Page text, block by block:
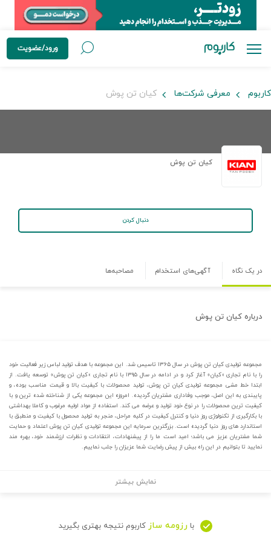
ورود/عضویت
کاربوم معرفی شرکت‌ها کیان تن پوش
کیان تن پوش
دنبال کردن
در یک نگاه آگهی‌های استخدام مصاحبه‌ها
درباره کیان تن پوش
مجموعه تولیدی کیان تن پوش در سال ۱۳۶۵ تاسیس شد. این مجموعه با هدف تولید لباس زیر فعالیت خود
را با نام تجاری «کیان» آغاز کرد و در ادامه در سال ۱۳۹۵ با نام تجاری «کیان تن پوش» توسعه یافت. از
ابتدا خط مشی مجموعه تولیدی کیان تن پوش، تولید محصولات با کیفیت بالا و قیمت مناسب بوده، و
پایبندی به این اصل، موجب وفاداری مشتریان گردیده. امروزه این مجموعه یکی از شناخته شده ترین و با
کیفیت ترین محصولات را در نوع خود تولید و عرضه می کند. استفاده از مواد اولیه مرغوب و کاملا بهداشتی
با بکارگیری از تکنولوژی روز دنیا و کنترل کیفیت در کلیه مراحل، منجر به تولید محصول با کیفیت و منطبق با
استاندارد های روز دنیا گردیده است. بزرگترین سرمایه این مجموعه تولیدی کیان تن پوش اعتماد و حمایت
شما مشتریان عزیز می باشد؛ امید است ما را از پیشنهادات، انتقادات و نظرات ارزشمند خود، بهره مند
نمایید تا بتوانیم در این راه بیش از پیش رضایت شما عزیزان را جلب نماییم.
نمایش بیشتر
با رزومه ساز کاربوم نتیجه بهتری بگیرید